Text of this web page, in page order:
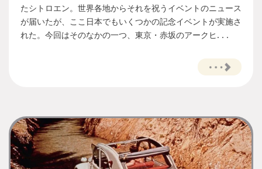
たシトロエン。世界各地からそれを祝うイベントのニュース
が届いたが、ここ日本でもいくつかの記念イベントが実施さ
れた。今回はそのなかの一つ、東京・赤坂のアークヒ. . .